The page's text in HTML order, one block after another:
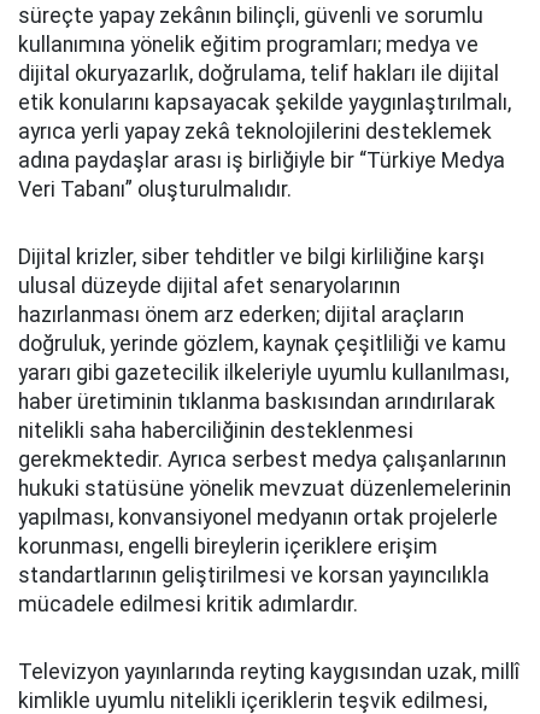
süreçte yapay zekânın bilinçli, güvenli ve sorumlu
kullanımına yönelik eğitim programları; medya ve
dijital okuryazarlık, doğrulama, telif hakları ile dijital
etik konularını kapsayacak şekilde yaygınlaştırılmalı,
ayrıca yerli yapay zekâ teknolojilerini desteklemek
adına paydaşlar arası iş birliğiyle bir “Türkiye Medya
Veri Tabanı” oluşturulmalıdır.
Dijital krizler, siber tehditler ve bilgi kirliliğine karşı
ulusal düzeyde dijital afet senaryolarının
hazırlanması önem arz ederken; dijital araçların
doğruluk, yerinde gözlem, kaynak çeşitliliği ve kamu
yararı gibi gazetecilik ilkeleriyle uyumlu kullanılması,
haber üretiminin tıklanma baskısından arındırılarak
nitelikli saha haberciliğinin desteklenmesi
gerekmektedir. Ayrıca serbest medya çalışanlarının
hukuki statüsüne yönelik mevzuat düzenlemelerinin
yapılması, konvansiyonel medyanın ortak projelerle
korunması, engelli bireylerin içeriklere erişim
standartlarının geliştirilmesi ve korsan yayıncılıkla
mücadele edilmesi kritik adımlardır.
Televizyon yayınlarında reyting kaygısından uzak, millî
kimlikle uyumlu nitelikli içeriklerin teşvik edilmesi,